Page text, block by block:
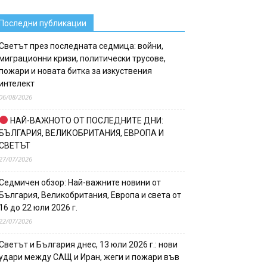
публикации
през последната седмица: войни,
кризи, политически трусове,
и новата битка за изкуствения
08/2026
НАЙ-ВАЖНОТО ОТ ПОСЛЕДНИТЕ ДНИ:
ВЕЛИКОБРИТАНИЯ, ЕВРОПА И
07/2026
обзор: Най-важните новини от
Великобритания, Европа и света от
до 22 юли 2026 г.
07/2026
и България днес, 13 юли 2026 г.: нови
между САЩ и Иран, жеги и пожари във